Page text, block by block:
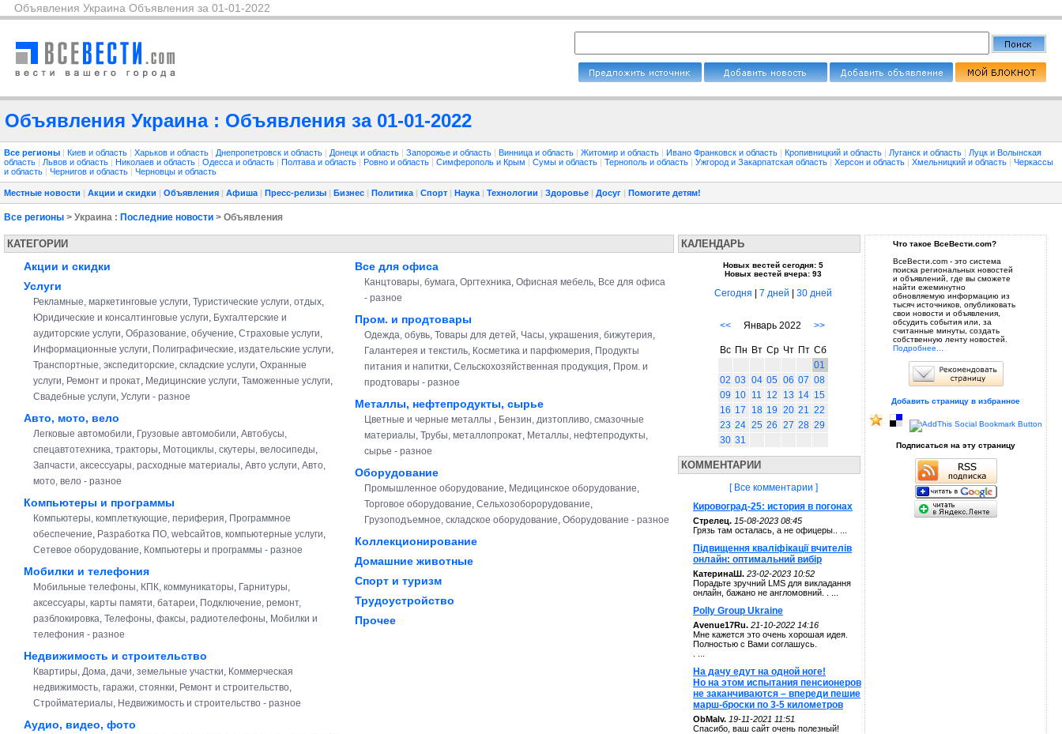
Объявления Украина Объявления за 01-01-2022
Объявления Украина : Объявления за 01-01-2022
Все регионы | Киев и область | Харьков и область | Днепропетровск и область | Донецк и область | Запорожье и область | Винница и область | Житомир и область | Ивано Франковск и область | Кропивницкий и область | Луганск и область | Луцк и Волынская
область | Львов и область | Николаев и область | Одесса и область | Полтава и область | Ровно и область | Симферополь и Крым | Сумы и область | Тернополь и область | Ужгород и Закарпатская область | Херсон и область | Хмельницкий и область | Черкассы
и область | Чернигов и область | Черновцы и область
Местные новости | Акции и скидки | Объявления | Афиша | Пресс-релизы | Бизнес | Политика | Спорт | Наука | Технологии | Здоровье | Досуг | Помогите детям!
Все регионы > Украина : Последние новости > Объявления
КАТЕГОРИИ
Акции и скидки
Услуги
Рекламные, маркетинговые услуги, Туристические услуги, отдых,
Юридические и консалтинговые услуги, Бухгалтерские и
аудиторские услуги, Образование, обучение, Страховые услуги,
Информационные услуги, Полиграфические, издательские услуги,
Транспортные, экспедиторские, складские услуги, Охранные
услуги, Ремонт и прокат, Медицинские услуги, Таможенные услуги,
Свадебные услуги, Услуги - разное
Авто, мото, вело
Легковые автомобили, Грузовые автомобили, Автобусы,
спецавтотехника, тракторы, Мотоциклы, скутеры, велосипеды,
Запчасти, аксессуары, расходные материалы, Авто услуги, Авто,
мото, вело - разное
Компьютеры и программы
Компьютеры, комплеткующие, периферия, Программное
обеспечение, Разработка ПО, webсайтов, компьютерные услуги,
Сетевое оборудование, Компьютеры и программы - разное
Мобилки и телефония
Мобильные телефоны, КПК, коммуникаторы, Гарнитуры,
аксессуары, карты памяти, батареи, Подключение, ремонт,
разблокировка, Телефоны, факсы, радиотелефоны, Мобилки и
телефония - разное
Недвижимость и строительство
Квартиры, Дома, дачи, земельные участки, Коммерческая
недвижимость, гаражи, стоянки, Ремонт и строительство,
Стройматериалы, Недвижимость и строительство - разное
Аудио, видео, фото
Все для офиса
Канцтовары, бумага, Оргтехника, Офисная мебель, Все для офиса
- разное
Пром. и продтовары
Одежда, обувь, Товары для детей, Часы, украшения, бижутерия,
Галантерея и текстиль, Косметика и парфюмерия, Продукты
питания и напитки, Сельскохозяйственная продукция, Пром. и
продтовары - разное
Металлы, нефтепродукты, сырье
Цветные и черные металлы , Бензин, дизтопливо, смазочные
материалы, Трубы, металлопрокат, Металлы, нефтепродукты,
сырье - разное
Оборудование
Промышленное оборудование, Медицинское оборудование,
Торговое оборудование, Сельхозоборорудование,
Грузоподъемное, складское оборудование, Оборудование - разное
Коллекционирование
Домашние животные
Спорт и туризм
Трудоустройство
Прочее
КАЛЕНДАРЬ
Новых вестей сегодня: 5
Новых вестей вчера: 93
Сегодня 7 дней 30 дней
<< Январь 2022 >>
Вс Пн Вт Ср Чт Пт Сб
01
02 03 04 05 06 07 08
09 10 11 12 13 14 15
16 17 18 19 20 21 22
23 24 25 26 27 28 29
30 31
КОММЕНТАРИИ
[ Все комментарии ]
Кировоград-25: история в погонах
Стрелец. 15-08-2023 08:45
Грязь там осталась, а не офицеры.. ...
Підвищення кваліфікації вчителів
онлайн: оптимальний вибір
КатеринаШ. 23-02-2023 10:52
Порадьте зручний LMS для викладання
онлайн, бажано не англомовний. . ...
Polly Group Ukraine
Avenue17Ru. 21-10-2022 14:16
Мне кажется это очень хорошая идея.
Полностью с Вами соглашусь.
На дачу едут на одной ноге!
Но на этом испытания пенсионеров
не заканчиваются – впереди пешие
марш-броски по 3-5 километров
ОbMalv. 19-11-2021 11:51
Спасибо, ваш сайт очень полезный!
Что такое ВсеВести.com?
ВсеВести.com - это система
поиска региональных новостей
и объявлений, где вы сможете
найти ежеминутно
обновляемую информацию из
тысяч источников, опубликовать
свои новости и объявления,
обсудить события или, за
считанные минуты, создать
собственную ленту новостей.
Подробнее...
Добавить страницу в избранное
Подписаться на эту страницу